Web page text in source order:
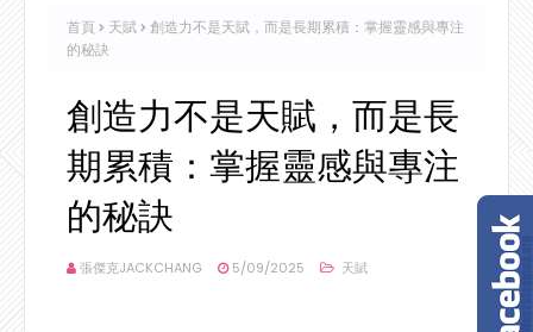
首頁 天賦
創造力不是天賦，而是長期累積：掌握靈感與專注
的秘訣
創造力不是天賦，而是長
期累積：掌握靈感與專注
的秘訣
張傑克JACKCHANG 5/09/2025 天賦